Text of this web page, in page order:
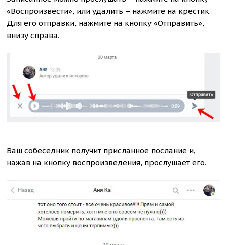
«Воспроизвести», или удалить – нажмите на крестик.
Для его отправки, нажмите на кнопку «Отправить»,
внизу справа.
Ваш собеседник получит присланное послание и,
нажав на кнопку воспроизведения, прослушает его.